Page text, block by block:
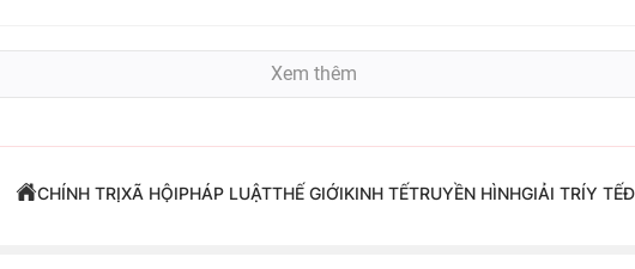
Xem thêm
CHÍNH TRỊXÃ HỘIPHÁP LUẬTTHẾ GIỚIKINH TẾTRUYỀN HÌNHGIẢI TRÍY TẾ